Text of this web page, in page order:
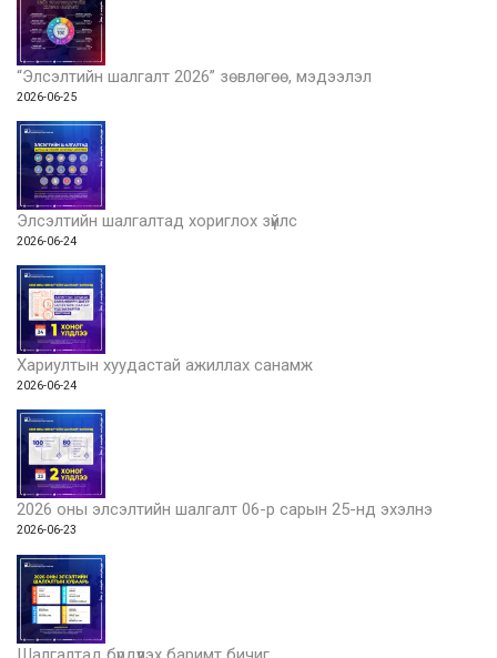
“Элсэлтийн шалгалт 2026” зөвлөгөө, мэдээлэл
2026-06-25
Элсэлтийн шалгалтад хориглох зүйлс
2026-06-24
Хариултын хуудастай ажиллах санамж
2026-06-24
2026 оны элсэлтийн шалгалт 06-р сарын 25-нд эхэлнэ
2026-06-23